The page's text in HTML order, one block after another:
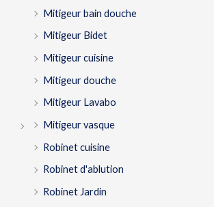
Mitigeur bain douche
Mitigeur Bidet
Mitigeur cuisine
Mitigeur douche
Mitigeur Lavabo
Mitigeur vasque
Robinet cuisine
Robinet d'ablution
Robinet Jardin